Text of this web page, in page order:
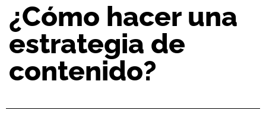
¿Cómo hacer una
estrategia de
contenido?